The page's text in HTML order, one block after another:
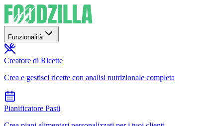
Funzionalità
Creatore di Ricette
Crea e gestisci ricette con analisi nutrizionale completa
Pianificatore Pasti